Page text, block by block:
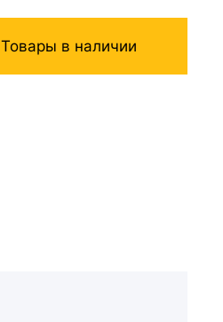
Товары в наличии